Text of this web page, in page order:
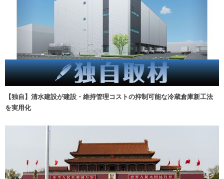
【独自】清水建設が建設・維持管理コストの抑制可能な冷蔵倉庫新工法
を実用化